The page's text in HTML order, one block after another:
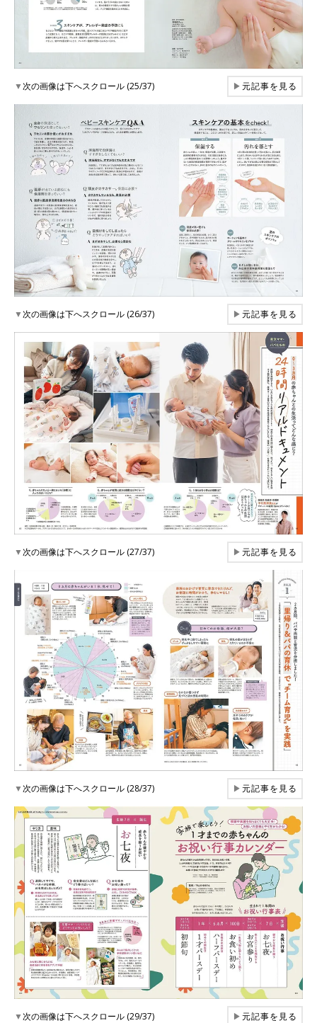
▼次の画像は下へスクロール (25/37) ▶元記事を見る
▼次の画像は下へスクロール (26/37) ▶元記事を見る
▼次の画像は下へスクロール (27/37) ▶元記事を見る
▼次の画像は下へスクロール (28/37) ▶元記事を見る
▼次の画像は下へスクロール (29/37) ▶元記事を見る